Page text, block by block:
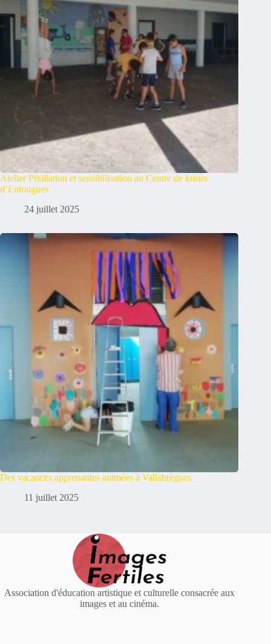
Atelier Pixillation et sensibilisation au Centre de loisirs
d’Entraigues
24 juillet 2025
Des vacances apprenantes animées à Vallabrègues
11 juillet 2025
Association d'éducation artistique et culturelle consacrée aux
images et au cinéma.